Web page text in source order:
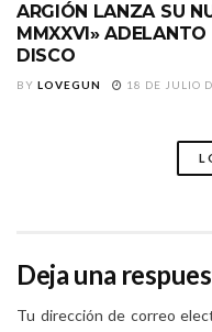
ARGIÓN LANZA SU
MMXXVI»
DISCO
BY LOVEGUN 18 DE JULIO
Deja una
Tu dirección de correo